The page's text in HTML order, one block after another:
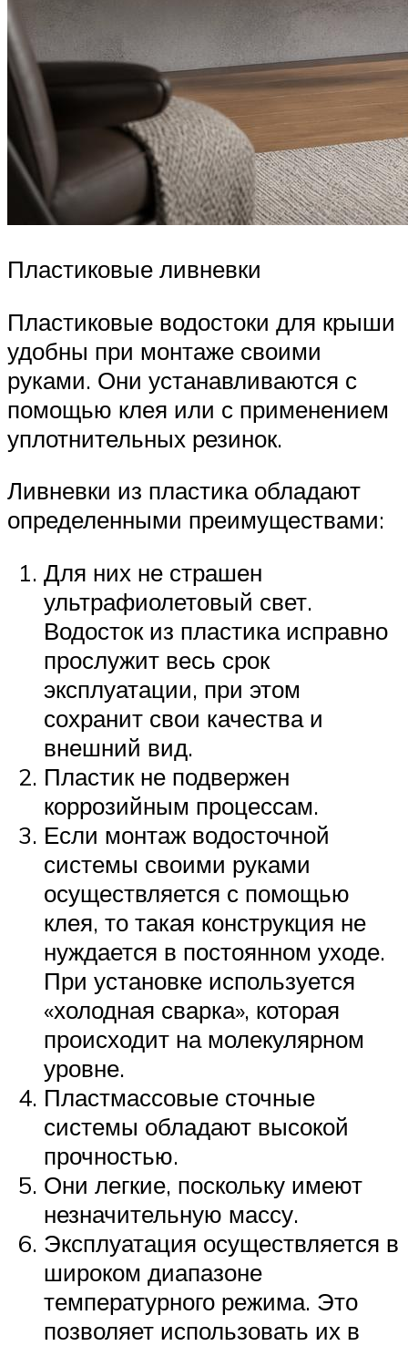
Пластиковые ливневки
Пластиковые водостоки для крыши
удобны при монтаже своими
руками. Они устанавливаются с
помощью клея или с применением
уплотнительных резинок.
Ливневки из пластика обладают
определенными преимуществами:
Для них не страшен
ультрафиолетовый свет.
Водосток из пластика исправно
прослужит весь срок
эксплуатации, при этом
сохранит свои качества и
внешний вид.
Пластик не подвержен
коррозийным процессам.
Если монтаж водосточной
системы своими руками
осуществляется с помощью
клея, то такая конструкция не
нуждается в постоянном уходе.
При установке используется
«холодная сварка», которая
происходит на молекулярном
уровне.
Пластмассовые сточные
системы обладают высокой
прочностью.
Они легкие, поскольку имеют
незначительную массу.
Эксплуатация осуществляется в
широком диапазоне
температурного режима. Это
позволяет использовать их в